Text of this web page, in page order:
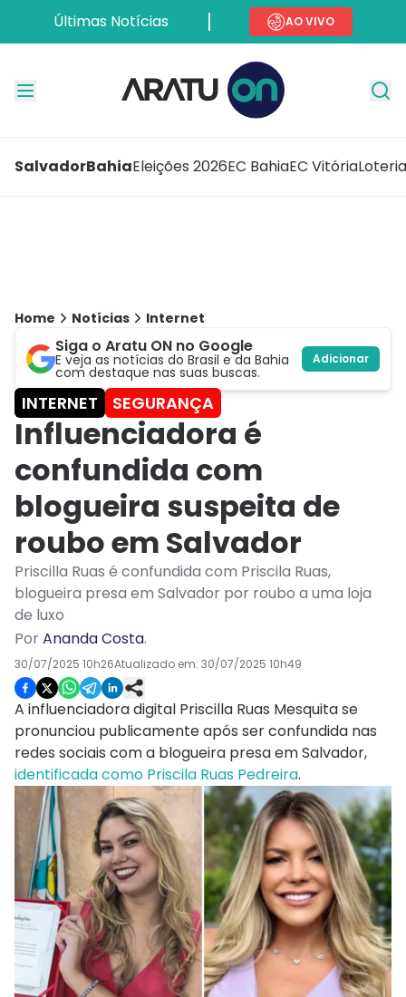
Últimas Notícias AO VIVO
SalvadorBahiaEleições 2026EC BahiaEC Vitória
Home Notícias Internet
Siga o Aratu ON no Google
E veja as notícias do Brasil e da Bahia
com destaque nas suas buscas.
Adicionar
INTERNET SEGURANÇA
Influenciadora é
confundida com
blogueira suspeita de
roubo em Salvador
Priscilla Ruas é confundida com Priscila Ruas,
blogueira presa em Salvador por roubo a uma loja
de luxo
PorAnanda Costa.
30/07/2025 10h26Atualizado em: 30/07/2025 10h49
A influenciadora digital Priscilla Ruas Mesquita se
pronunciou publicamente após ser confundida nas
redes sociais com a blogueira presa em Salvador,
identificada como Priscila Ruas Pedreira.